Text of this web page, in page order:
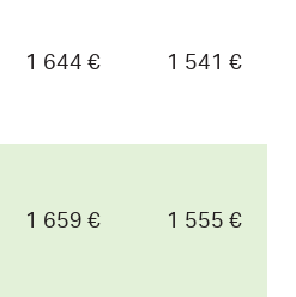
1 644 € 1 541 €
1 659 € 1 555 €